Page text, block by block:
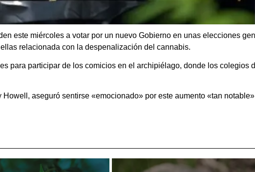
este miércoles a votar por un nuevo Gobierno en unas elecciones
relacionada con la despenalización del cannabis.
para participar de los comicios en el archipiélago, donde los colegios
aseguró sentirse «emocionado» por este aumento «tan notable»